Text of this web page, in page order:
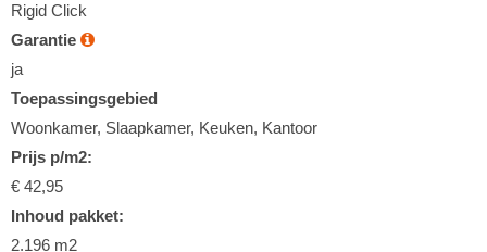
Rigid Click
Garantie
ja
Toepassingsgebied
Woonkamer, Slaapkamer, Keuken, Kantoor
Prijs p/m2:
€ 42,95
Inhoud pakket:
2.196 m2